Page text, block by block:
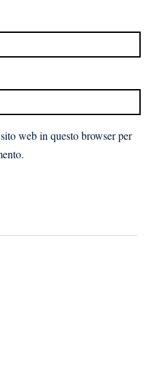
web in questo browser per